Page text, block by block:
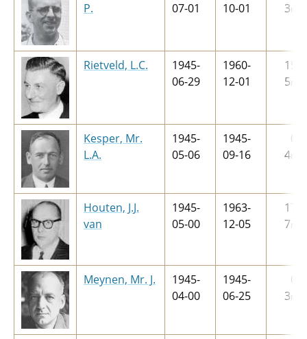
P.
07-01
10-01
3m
Rietveld, L.C.
1945-
06-29
1960-
12-01
15
5m
Kesper, Mr.
L.A.
1945-
05-06
1945-
09-16
0
4m
Houten, J.J.
van
1945-
05-00
1963-
12-05
17
7m
Meynen, Mr. J.
1945-
04-00
1945-
06-25
0
3m